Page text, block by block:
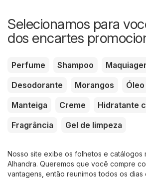
Selecionamos para
dos encartes
Perfume Shampoo
Desodorante
Morangos Óleo
Manteiga
Creme
Hidratante
Fragrância
Gel de limpeza
Nosso site exibe os folhetos e catálogos
Alhandra. Queremos que você compre
vantagens, então reunimos todos os dias